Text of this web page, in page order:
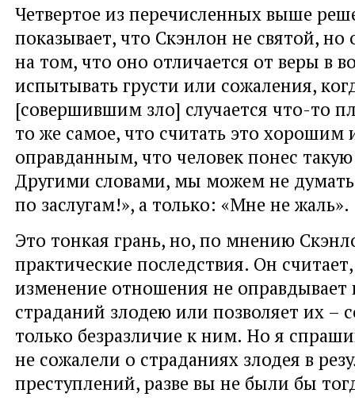
Четвертое из перечисленных выше
показывает, что Скэнлон не святой, но
на том, что оно отличается от веры в
испытывать грусти или сожаления,
[совершившим зло] случается что-то
то же самое, что считать это хорошим
оправданным, что человек понес такую
Другими словами, мы можем не
по заслугам!», а только: «Мне не жаль».
Это тонкая грань, но, по мнению
практические последствия. Он
изменение отношения не
страданий злодею или позволяет их –
только безразличие к ним. Но я
не сожалели о страданиях злодея в
преступлений, разве вы не были бы